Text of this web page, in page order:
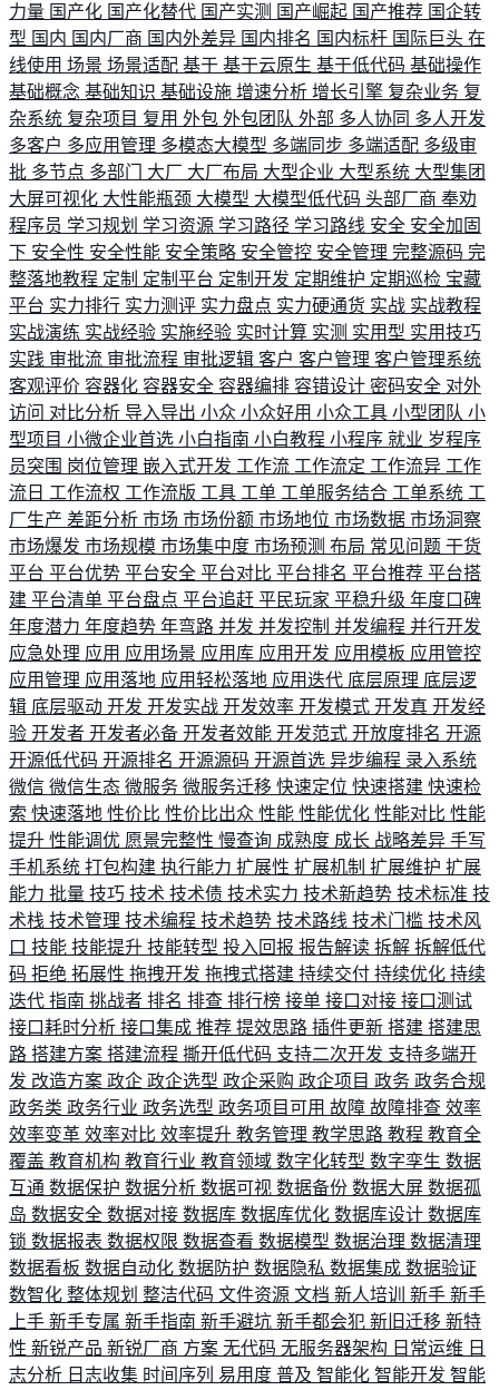
力量 国产化 国产化替代 国产实测 国产崛起 国产推荐 国企转
型 国内 国内厂商 国内外差异 国内排名 国内标杆 国际巨头 在
线使用 场景 场景适配 基于 基于云原生 基于低代码 基础操作
基础概念 基础知识 基础设施 增速分析 增长引擎 复杂业务 复
杂系统 复杂项目 复用 外包 外包团队 外部 多人协同 多人开发
多客户 多应用管理 多模态大模型 多端同步 多端适配 多级审
批 多节点 多部门 大厂 大厂布局 大型企业 大型系统 大型集团
大屏可视化 大性能瓶颈 大模型 大模型低代码 头部厂商 奉劝
程序员 学习规划 学习资源 学习路径 学习路线 安全 安全加固
下 安全性 安全性能 安全策略 安全管控 安全管理 完整源码 完
整落地教程 定制 定制平台 定制开发 定期维护 定期巡检 宝藏
平台 实力排行 实力测评 实力盘点 实力硬通货 实战 实战教程
实战演练 实战经验 实施经验 实时计算 实测 实用型 实用技巧
实践 审批流 审批流程 审批逻辑 客户 客户管理 客户管理系统
客观评价 容器化 容器安全 容器编排 容错设计 密码安全 对外
访问 对比分析 导入导出 小众 小众好用 小众工具 小型团队 小
型项目 小微企业首选 小白指南 小白教程 小程序 就业 岁程序
员突围 岗位管理 嵌入式开发 工作流 工作流定 工作流异 工作
流日 工作流权 工作流版 工具 工单 工单服务结合 工单系统 工
厂生产 差距分析 市场 市场份额 市场地位 市场数据 市场洞察
市场爆发 市场规模 市场集中度 市场预测 布局 常见问题 干货
平台 平台优势 平台安全 平台对比 平台排名 平台推荐 平台搭
建 平台清单 平台盘点 平台追赶 平民玩家 平稳升级 年度口碑
年度潜力 年度趋势 年弯路 并发 并发控制 并发编程 并行开发
应急处理 应用 应用场景 应用库 应用开发 应用模板 应用管控
应用管理 应用落地 应用轻松落地 应用迭代 底层原理 底层逻
辑 底层驱动 开发 开发实战 开发效率 开发模式 开发真 开发经
验 开发者 开发者必备 开发者效能 开发范式 开放度排名 开源
开源低代码 开源排名 开源源码 开源首选 异步编程 录入系统
微信 微信生态 微服务 微服务迁移 快速定位 快速搭建 快速检
索 快速落地 性价比 性价比出众 性能 性能优化 性能对比 性能
提升 性能调优 愿景完整性 慢查询 成熟度 成长 战略差异 手写
手机系统 打包构建 执行能力 扩展性 扩展机制 扩展维护 扩展
能力 批量 技巧 技术 技术债 技术实力 技术新趋势 技术标准 技
术栈 技术管理 技术编程 技术趋势 技术路线 技术门槛 技术风
口 技能 技能提升 技能转型 投入回报 报告解读 拆解 拆解低代
码 拒绝 拓展性 拖拽开发 拖拽式搭建 持续交付 持续优化 持续
迭代 指南 挑战者 排名 排查 排行榜 接单 接口对接 接口测试
接口耗时分析 接口集成 推荐 提效思路 插件更新 搭建 搭建思
路 搭建方案 搭建流程 撕开低代码 支持二次开发 支持多端开
发 改造方案 政企 政企选型 政企采购 政企项目 政务 政务合规
政务类 政务行业 政务选型 政务项目可用 故障 故障排查 效率
效率变革 效率对比 效率提升 教务管理 教学思路 教程 教育全
覆盖 教育机构 教育行业 教育领域 数字化转型 数字孪生 数据
互通 数据保护 数据分析 数据可视 数据备份 数据大屏 数据孤
岛 数据安全 数据对接 数据库 数据库优化 数据库设计 数据库
锁 数据报表 数据权限 数据查看 数据模型 数据治理 数据清理
数据看板 数据自动化 数据防护 数据隐私 数据集成 数据验证
数智化 整体规划 整洁代码 文件资源 文档 新人培训 新手 新手
上手 新手专属 新手指南 新手避坑 新手都会犯 新旧迁移 新特
性 新锐产品 新锐厂商 方案 无代码 无服务器架构 日常运维 日
志分析 日志收集 时间序列 易用度 普及 智能化 智能开发 智能